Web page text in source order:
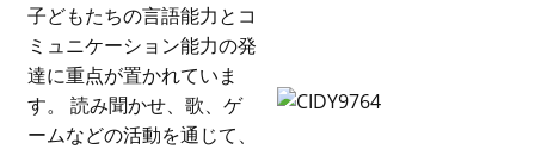
子どもたちの言語能力とコ
ミュニケーション能力の発
達に重点が置かれていま
す。 読み聞かせ、歌、ゲ
ームなどの活動を通じて、